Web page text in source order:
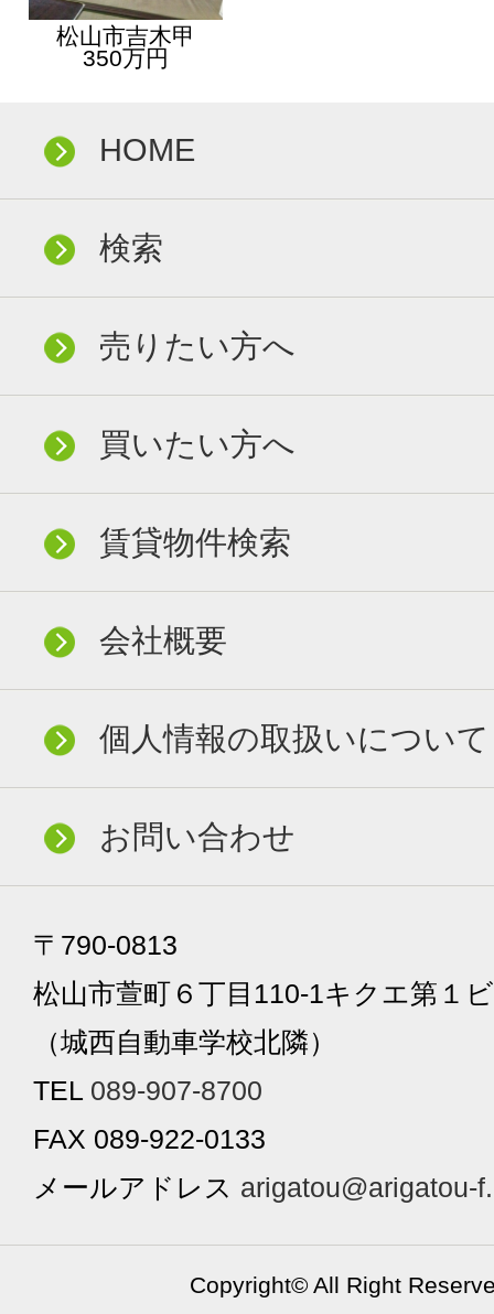
松山市吉木甲
350万円
HOME
検索
売りたい方へ
買いたい方へ
賃貸物件検索
会社概要
個人情報の取扱いについて
お問い合わせ
〒790-0813
松山市萱町６丁目110-1キクエ第１
（城西自動車学校北隣）
TEL 089-907-8700
FAX 089-922-0133
メールアドレス arigatou@arigatou-
Copyright© All Right